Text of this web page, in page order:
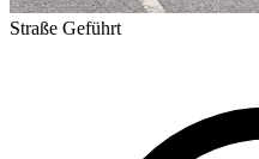
Straße Geführt